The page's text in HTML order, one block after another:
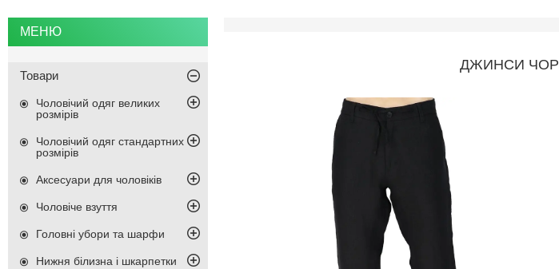
ДЖИНСИ
Товари
Чоловічий одяг великих
розмірів
Чоловічий одяг стандартних
розмірів
Аксесуари для чоловіків
Чоловіче взуття
Головні убори та шарфи
Нижня білизна і шкарпетки